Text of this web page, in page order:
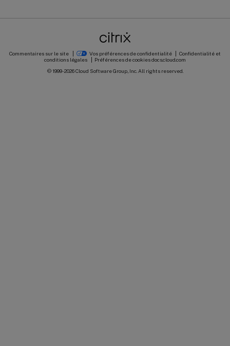
Commentaires sur le site Vos préférences de confidentialité
Confidentialité et
conditions légales
Préférences de cookiesdocs.cloud.com
© 1999-2026Cloud Software Group, Inc. All rights reserved.